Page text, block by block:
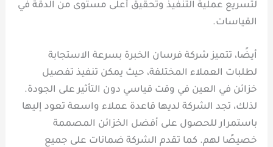
لتسريع عملية التنفيذ وتحقيق أعلى مستوى من الدقة في
القياسات.
أيضًا، تتميز شركة فرسان الخبرة بسرعة الاستجابة
لطلبات العملاء المختلفة، حيث يمكن تنفيذ تفصيل
خزائن في العين في وقت قياسي دون التأثير على الجودة.
لذلك، تجد الشركة لديها قاعدة عملاء واسعة تعود إليها
باستمرار للحصول على أفضل الخزائن المصممة
خصيصًا لهم. كما تقدم الشركة ضمانات على جميع